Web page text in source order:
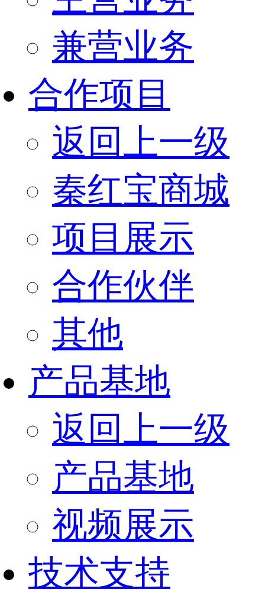
兼营业务
合作项目
返回上一级
秦红宝商城
项目展示
合作伙伴
其他
产品基地
返回上一级
产品基地
视频展示
技术支持